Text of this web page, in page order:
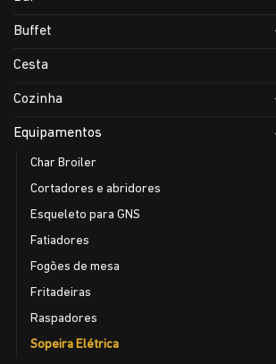
Buffet
Cesta
Cozinha
Equipamentos
Char Broiler
Cortadores e abridores
Esqueleto para GNS
Fatiadores
Fogões de mesa
Fritadeiras
Raspadores
Sopeira Elétrica